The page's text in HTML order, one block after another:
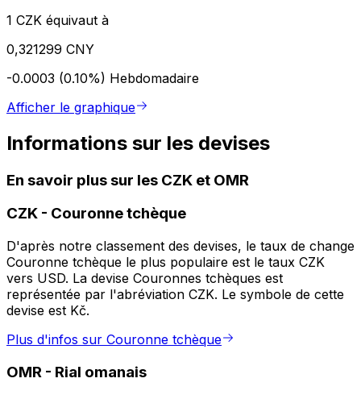
1 CZK équivaut à
0,321299 CNY
-0.0003 (0.10%) Hebdomadaire
Afficher le graphique
Informations sur les devises
En savoir plus sur les CZK et OMR
CZK - Couronne tchèque
D'après notre classement des devises, le taux de change
Couronne tchèque le plus populaire est le taux CZK
vers USD. La devise Couronnes tchèques est
représentée par l'abréviation CZK. Le symbole de cette
devise est Kč.
Plus d'infos sur Couronne tchèque
OMR - Rial omanais